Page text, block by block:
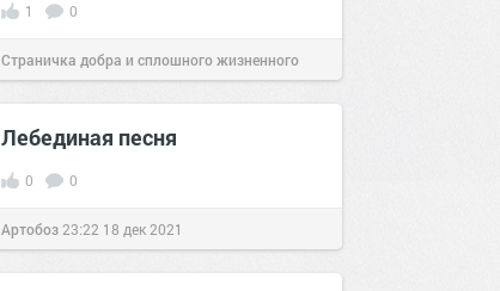
1 0
Страничка добра и сплошного жизненного
позитива! 19:2124 янв 2022
Лебединая песня
0 0
Артобоз 23:22 18 дек 2021